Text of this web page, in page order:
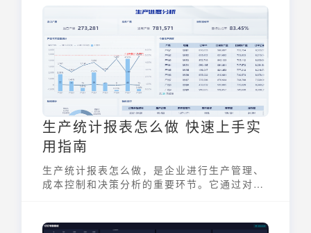
来，使得观察者能够快速把握数据的趋势、比
较和分布。掌握数据表格图怎么制作，能有效
提升数据解读的效率和准确性。
生产统计报表怎么做 快速上手实
用指南
生产统计报表怎么做，是企业进行生产管理、
成本控制和决策分析的重要环节。它通过对生
准确的生产运营情况。一份好的生产统计报表